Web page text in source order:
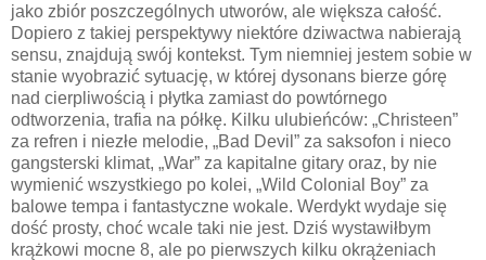
jako zbiór poszczególnych utworów, ale większa całość.
Dopiero z takiej perspektywy niektóre dziwactwa nabierają
sensu, znajdują swój kontekst. Tym niemniej jestem sobie w
stanie wyobrazić sytuację, w której dysonans bierze górę
nad cierpliwością i płytka zamiast do powtórnego
odtworzenia, trafia na półkę. Kilku ulubieńców: „Christeen”
za refren i niezłe melodie, „Bad Devil” za saksofon i nieco
gangsterski klimat, „War” za kapitalne gitary oraz, by nie
wymienić wszystkiego po kolei, „Wild Colonial Boy” za
balowe tempa i fantastyczne wokale. Werdykt wydaje się
dość prosty, choć wcale taki nie jest. Dziś wystawiłbym
krążkowi mocne 8, ale po pierwszych kilku okrążeniach